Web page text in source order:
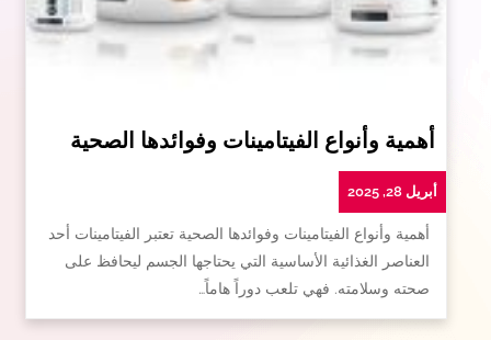
أهمية وأنواع الفيتامينات وفوائدها الصحية
أبريل 28, 2025
أهمية وأنواع الفيتامينات وفوائدها الصحية تعتبر الفيتامينات أحد
العناصر الغذائية الأساسية التي يحتاجها الجسم ليحافظ على
صحته وسلامته. فهي تلعب دوراً هاماً…